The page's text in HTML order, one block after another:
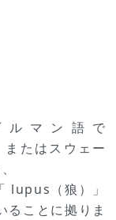
ルマン語で
たはスウェー
lupus（狼）」
ることに拠りま